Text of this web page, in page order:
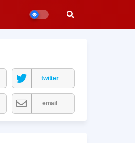
twitter
email